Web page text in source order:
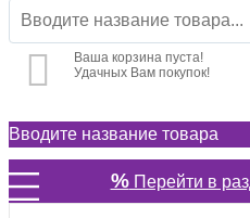
Ваша корзина пуста!
Удачных Вам покупок!
%Перейти в